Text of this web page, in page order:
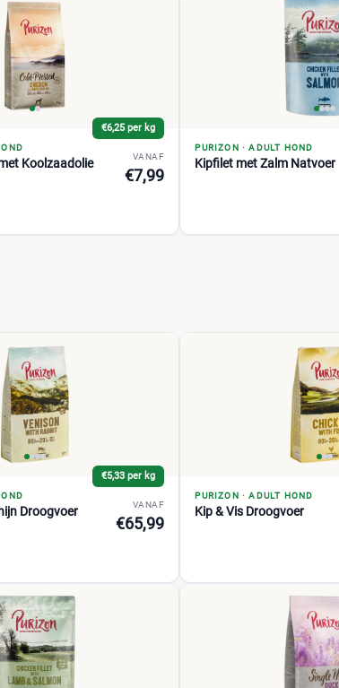
€6,25 per kg
Koolzaadolie
VANAF
€7,99
PURIZON ·ADULT HOND
Kipfilet met Zalm Natvoer
€5,33 per kg
Droogvoer VANAF
€65,99
PURIZON ·ADULT HOND
Kip & Vis Droogvoer